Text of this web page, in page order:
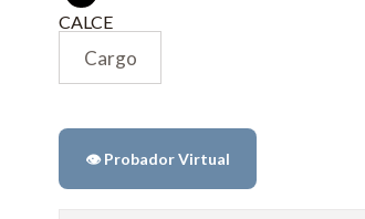
CALCE
Cargo
👁️ Probador Virtual